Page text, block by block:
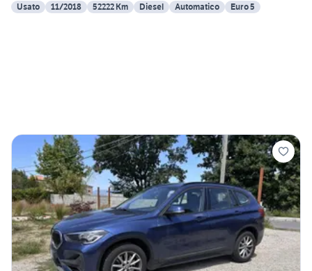
Usato
11/2018 52222 Km Diesel Automatico Euro 5